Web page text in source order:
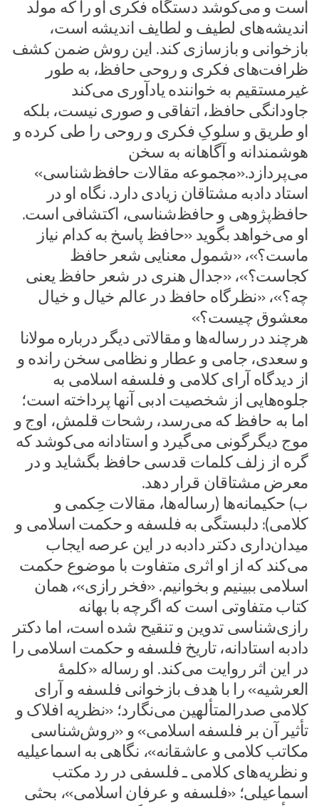
است و می‌کوشد دستگاه فکری او را که مولّد
اندیشه‌های لطیف و لطایف اندیشه است،
بازخوانی و بازسازی کند. این روش ضمن کشف
ظرافت‌های فکری و روحی حافظ، به طور
غیرمستقیم به خواننده یادآوری می‌کند
جاودانگی حافظ، اتفاقی و صوری نیست، بلکه
او طریق و سلوکِ فکری و روحی را طی کرده و
هوشمندانه و آگاهانه به سخن
می‌پردازد.«مجموعه مقالات حافظ‌شناسی»
استاد دادبه مشتاقان زیادی دارد. نگاه او در
حافظ‌پژوهی و حافظ‌شناسی، اکتشافی است.
او می‌خواهد بگوید «حافظ پاسخ به کدام نیاز
ماست؟»، «شمول معنایی شعر حافظ
کجاست؟»، «جدال هنری در شعر حافظ یعنی
چه؟»، «نظرگاه حافظ در عالم خیال و خیال
معشوق چیست؟»
هرچند در رساله‌ها و مقالاتی دیگر درباره مولانا
و سعدی، جامی و عطار و نظامی سخن رانده و
از دیدگاه آرای کلامی و فلسفه اسلامی به
جلوه‌هایی از شخصیت ادبی آنها پرداخته است؛
اما به حافظ که می‌رسد، رشحات قلمش، اوج و
موج دیگرگونی می‌گیرد و استادانه می‌کوشد که
گره از زلف کلمات قدسی حافظ بگشاید و در
معرض مشتاقان قرار دهد.
ب) حکیمانه‌ها (رساله‌ها، مقالات حِکمی و
کلامی): دلبستگی به فلسفه و حکمت اسلامی و
میدان‌داری دکتر دادبه در این عرصه ایجاب
می‌کند که از او اثری متفاوت با موضوع حکمت
اسلامی ببینیم و بخوانیم. «فخر رازی»، همان
کتاب متفاوتی است که اگرچه با بهانه
رازی‌شناسی تدوین و تنقیح شده است، اما دکتر
دادبه استادانه، تاریخ فلسفه و حکمت اسلامی را
در این اثر روایت می‌کند. او رساله «کلمۀ
العرشیه» را با هدف بازخوانی فلسفه و آرای
کلامی صدرالمتألهین می‌نگارد؛ «نظریه افلاک و
تأثیر آن بر فلسفه اسلامی» و «روش‌شناسی
مکاتب کلامی و عاشقانه»، نگاهی به اسماعیلیه
و نظریه‌های کلامی ـ فلسفی در رد مکتب
اسماعیلی؛ «فلسفه و عرفان اسلامی»، بحثی